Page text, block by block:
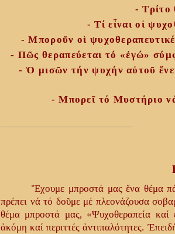
- Τρίτο
- Τί εἶναι οἱ
- Μποροῦν οἱ
- Πῶς θεραπεύεται τό «ἐγώ»
- Ὁ μισῶν τήν ψυχήν αὐτοῦ
- Μπορεῖ τό Μυστήριο νά
Ἔχουμε μπροστά μας ἕνα θέμα
πρέπει νά τό δοῦμε μέ πλεονάζουσα
θέμα μπροστά μας, «Ψυχοθεραπεία καί
ἀκόμη καί περιττές ἀντιπαλότητες.